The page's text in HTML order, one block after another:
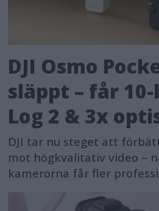
DJI Osmo
släppt – får
Log 2 & 3x
DJI tar nu steget att
mot högkvalitativ video –
kamerorna får fler